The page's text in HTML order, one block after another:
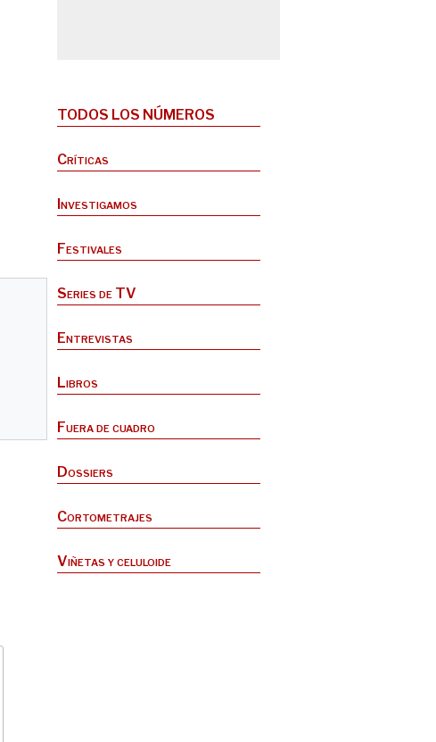
TODOS LOS NÚMEROS
Críticas
Investigamos
Festivales
Series de TV
Entrevistas
Libros
Fuera de cuadro
Dossiers
Cortometrajes
Viñetas y celuloide